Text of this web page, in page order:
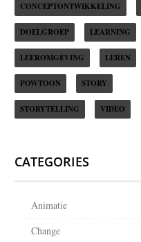
CONCEPTONTWIKKELING
DOELGROEP LEARNING
LEEROMGEVING LEREN
POWTOON STORY
STORYTELLING VIDEO
CATEGORIES
Animatie
Change